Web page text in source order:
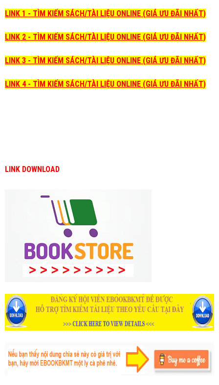
LINK 1 - TÌM KIẾM SÁCH/TÀI LIỆU ONLINE (GIÁ ƯU ĐÃI NHẤT)
LINK 2 - TÌM KIẾM SÁCH/TÀI LIỆU ONLINE (GIÁ ƯU ĐÃI NHẤT)
LINK 3 - TÌM KIẾM SÁCH/TÀI LIỆU ONLINE (GIÁ ƯU ĐÃI NHẤT)
LINK 4 - TÌM KIẾM SÁCH/TÀI LIỆU ONLINE (GIÁ ƯU ĐÃI NHẤT)
LINK DOWNLOAD